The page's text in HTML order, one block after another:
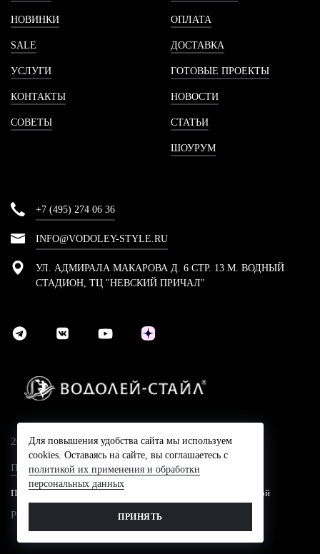
НОВИНКИ
SALE
УСЛУГИ
КОНТАКТЫ
СОВЕТЫ
ОПЛАТА
ДОСТАВКА
ГОТОВЫЕ ПРОЕКТЫ
НОВОСТИ
СТАТЬИ
ШОУРУМ
+7 (495) 274 06 36
INFO@VODOLEY-STYLE.RU
УЛ. АДМИРАЛА МАКАРОВА Д. 6 СТР. 13 М. ВОДНЫЙ
СТАДИОН, ТЦ "НЕВСКИЙ ПРИЧАЛ"
2024 © Компания Водолей-Cтайл
Политика конфидециальности
Представленные на сайте цены не являются публичной офертой
Разработано в
Для повышения удобства сайта мы используем
cookies. Оставаясь на сайте, вы соглашаетесь с
политикой их применения и обработки
персональных данных
ПРИНЯТЬ